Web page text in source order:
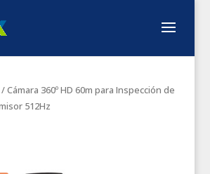
/ Cámara 360º HD 60m para Inspección de
512Hz